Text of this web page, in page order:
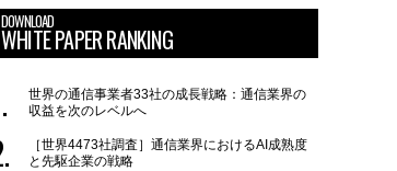
DOWNLOAD
WHITE PAPER RANKING
世界の通信事業者33社の成長戦略：通信業界の
収益を次のレベルへ
［世界4473社調査］通信業界におけるAI成熟度
と先駆企業の戦略